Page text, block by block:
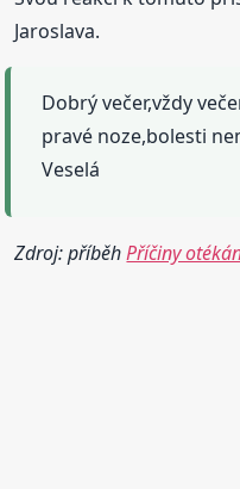
Jaroslava.
Dobrý večer,vždy
pravé noze,bolesti
Veselá
Zdroj: příběhPříčiny